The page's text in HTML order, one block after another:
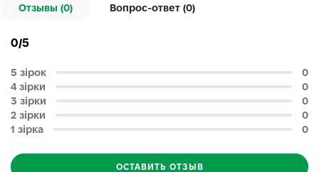
Отзывы (0) Вопрос-ответ (0)
0/5
5 зірок
0
4 зірки
0
3 зірки
0
2 зірки
0
1 зірка
0
ОСТАВИТЬ ОТЗЫВ